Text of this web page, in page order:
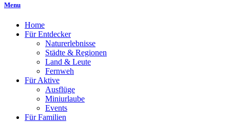
Menu
Home
Für Entdecker
Naturerlebnisse
Städte & Regionen
Land & Leute
Fernweh
Für Aktive
Ausflüge
Miniurlaube
Events
Für Familien